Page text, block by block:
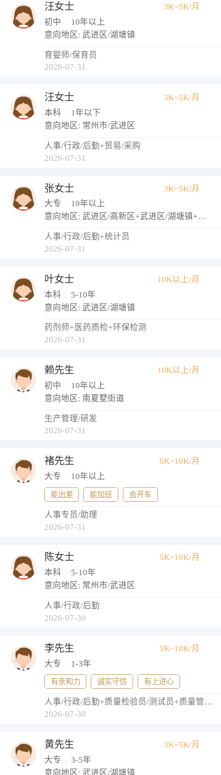
汪女士
3K~5K/月
初中
10年以上
意向地区: 武进区/湖塘镇
育婴师/保育员
2026-07-31
汪女士
3K~5K/月
本科
1年以下
意向地区: 常州市/武进区
人事/行政/后勤+贸易/采购
2026-07-31
张女士
3K~5K/月
大专
10年以上
意向地区: 武进区/高新区+武进区/湖塘镇+武进区/西太湖生态休闲区
人事/行政/后勤+统计员
2026-07-31
叶女士
10K以上/月
本科
5-10年
意向地区: 武进区/湖塘镇
药剂师+医药质检+环保检测
2026-07-31
赖先生
10K以上/月
初中
10年以上
意向地区: 南夏墅街道
生产管理/研发
2026-07-31
褚先生
6K~10K/月
大专
10年以上
能出差 能加班 会开车
人事专员/助理
2026-07-31
陈女士
5K~10K/月
本科
5-10年
意向地区: 常州市/武进区
人事/行政/后勤
2026-07-30
李先生
5K~10K/月
大专
1-3年
有亲和力 诚实守信 有上进心
人事/行政/后勤+质量检验员/测试员+质量管理/测试经理+测试工程师
2026-07-30
黄先生
3K~5K/月
大专
3-5年
意向地区: 武进区/湖塘镇